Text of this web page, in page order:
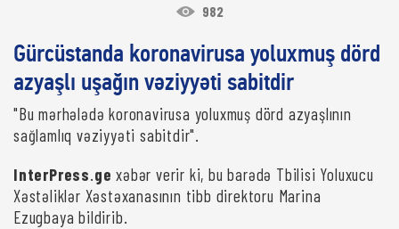
982
Gürcüstanda koronavirusa yoluxmuş dörd
azyaşlı uşağın vəziyyəti sabitdir
"Bu mərhələdə koronavirusa yoluxmuş dörd azyaşlının
sağlamlıq vəziyyəti sabitdir".
InterPress.ge xəbər verir ki, bu barədə Tbilisi Yoluxucu
Xəstəliklər Xəstəxanasının tibb direktoru Marina
Ezugbaya bildirib.